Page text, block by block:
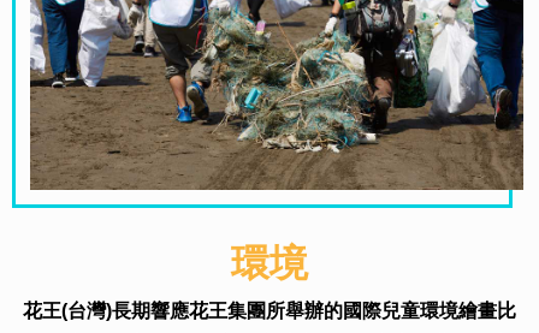
環境
花王(台灣)長期響應花王集團所舉辦的國際兒童環境繪畫比